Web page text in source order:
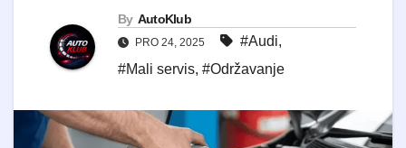
By AutoKlub
PRO 24, 2025 #Audi,
#Mali servis, #Održavanje